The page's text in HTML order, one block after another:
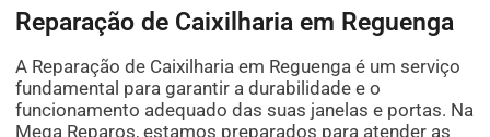
Reparação de Caixilharia em Reguenga
A Reparação de Caixilharia em Reguenga é um serviço
fundamental para garantir a durabilidade e o
funcionamento adequado das suas janelas e portas. Na
Mega Reparos, estamos preparados para atender as